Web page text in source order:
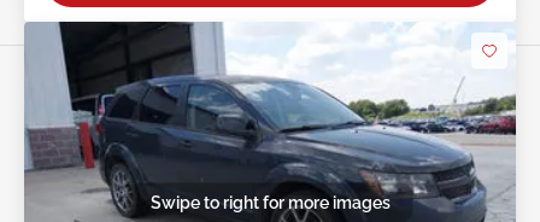
Swipe to right for more images